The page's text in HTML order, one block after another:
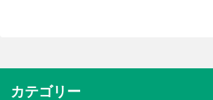
カテゴリー